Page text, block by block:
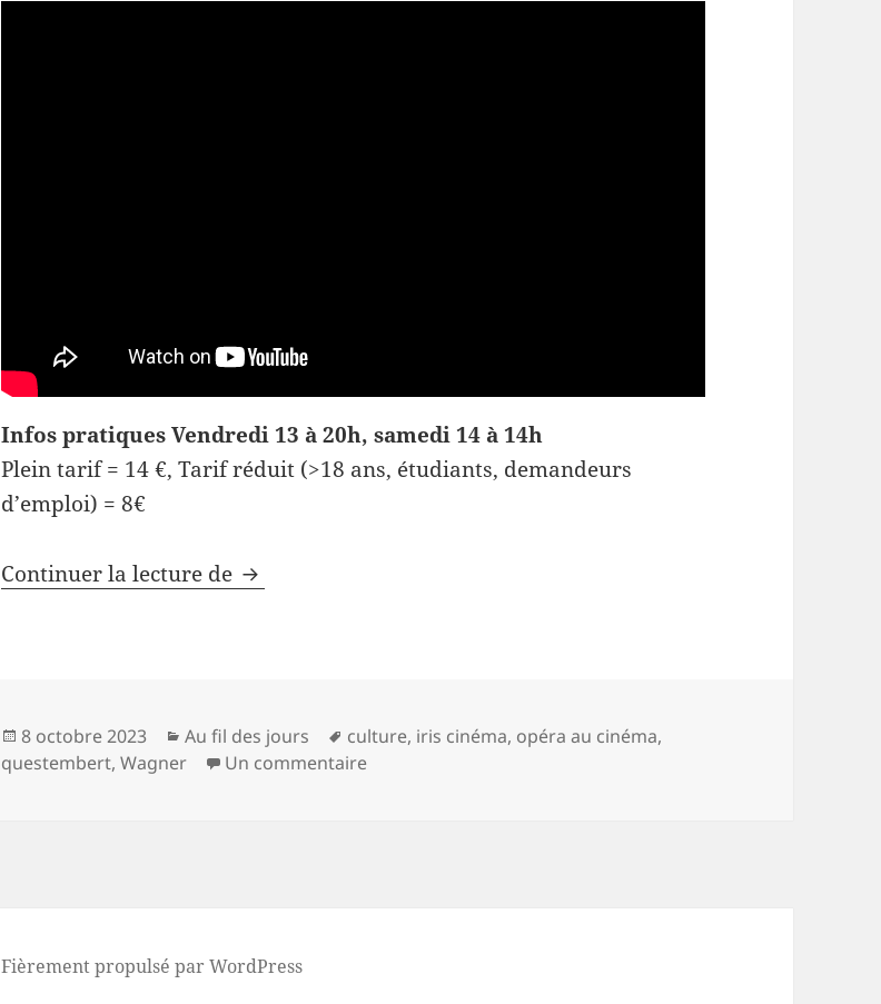
Infos pratiques Vendredi 13 à 20h, samedi 14 à 14h
Plein tarif = 14 €, Tarif réduit (>18 ans, étudiants, demandeurs
d’emploi) = 8€
Continuer la lecture de L’or du Rhin
Publié
le
8 octobre 2023 Catégories
Au fil des jours
Mots-
clés
culture, iris cinéma, opéra au cinéma,
questembert,Wagner Un commentairesur
Fièrement propulsé par WordPress